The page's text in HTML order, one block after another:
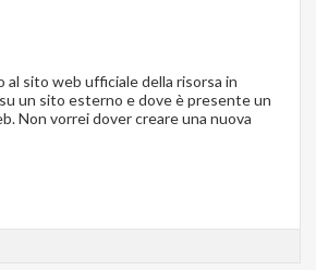
sito web ufficiale della risorsa in
un sito esterno e dove è presente un
Non vorrei dover creare una nuova